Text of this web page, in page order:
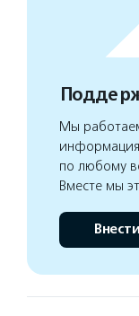
Мы
по любому
Вместе мы